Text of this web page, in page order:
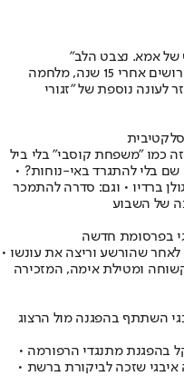
של אמא. נצבט הלב"
זו היתה תקופה מטלטלת לקובי מימון: גירושים אחרי 15 שנה, מלחמה
לעונה נוספת של "זגורי
כמו "משפחת קוסבי" בלי ביל
שם בלי להתגרד באי-נוחות? •
ברדיו • וגם: סדרה להתמכר
של השבוע
בפרסומת חדשה
שהורשע וריצה את עונשו •
ומטילת אימה, המזכירה
השתתף בהפגנה מול הרצוג
בהפגנת מתנגדי הרפורמה •
שזכה לביקורת ברשת •